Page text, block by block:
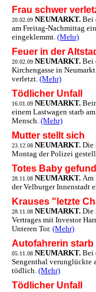
Frau schwer
20.02.09 NEUMARKT. Bei
am Freitag-Nachmittag
eingeklemmt. (Mehr)
Feuer in der
20.02.09 NEUMARKT. Bei
Kirchengasse in
verletzt. (Mehr)
Tödlicher Unfall
16.01.09 NEUMARKT.
einem Lastwagen starb
Mensch. (Mehr)
Mutter stellt sich
23.12.08 NEUMARKT. Die
Montag der Polizei
Totes Baby
28.11.08 NEUMARKT. Am
der Velburger Innenstadt
Krauses "letzte
28.11.08 NEUMARKT. Die
Vertrages mit Investor
Unteren Tor. (Mehr)
Autofahrerin starb
05.11.08 NEUMARKT. Bei
Sengenthal verunglückte
tödlich. (Mehr)
Tödlicher Unfall